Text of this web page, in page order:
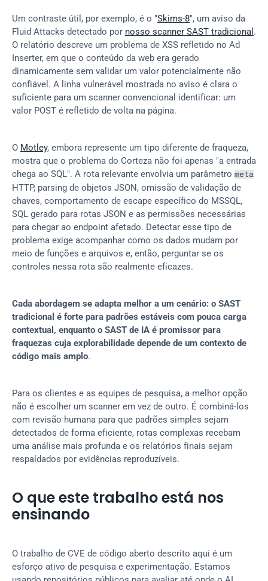
Um contraste útil, por exemplo, é o "Skims-8", um aviso da
Fluid Attacks detectado por nosso scanner SAST tradicional .
O relatório descreve um problema de XSS refletido no Ad
Inserter, em que o conteúdo da web era gerado
dinamicamente sem validar um valor potencialmente não
confiável. A linha vulnerável mostrada no aviso é clara o
suficiente para um scanner convencional identificar: um
valor POST é refletido de volta na página.
O Motley, embora represente um tipo diferente de fraqueza,
mostra que o problema do Corteza não foi apenas "a entrada
chega ao SQL". A rota relevante envolvia um parâmetro meta
HTTP, parsing de objetos JSON, omissão de validação de
chaves, comportamento de escape específico do MSSQL,
SQL gerado para rotas JSON e as permissões necessárias
para chegar ao endpoint afetado. Detectar esse tipo de
problema exige acompanhar como os dados mudam por
meio de funções e arquivos e, então, perguntar se os
controles nessa rota são realmente eficazes.
Cada abordagem se adapta melhor a um cenário: o SAST
tradicional é forte para padrões estáveis com pouca carga
contextual, enquanto o SAST de IA é promissor para
fraquezas cuja explorabilidade depende de um contexto de
código mais amplo.
Para os clientes e as equipes de pesquisa, a melhor opção
não é escolher um scanner em vez de outro. É combiná-los
com revisão humana para que padrões simples sejam
detectados de forma eficiente, rotas complexas recebam
uma análise mais profunda e os relatórios finais sejam
respaldados por evidências reproduzíveis.
O que este trabalho está nos
ensinando
O trabalho de CVE de código aberto descrito aqui é um
esforço ativo de pesquisa e experimentação. Estamos